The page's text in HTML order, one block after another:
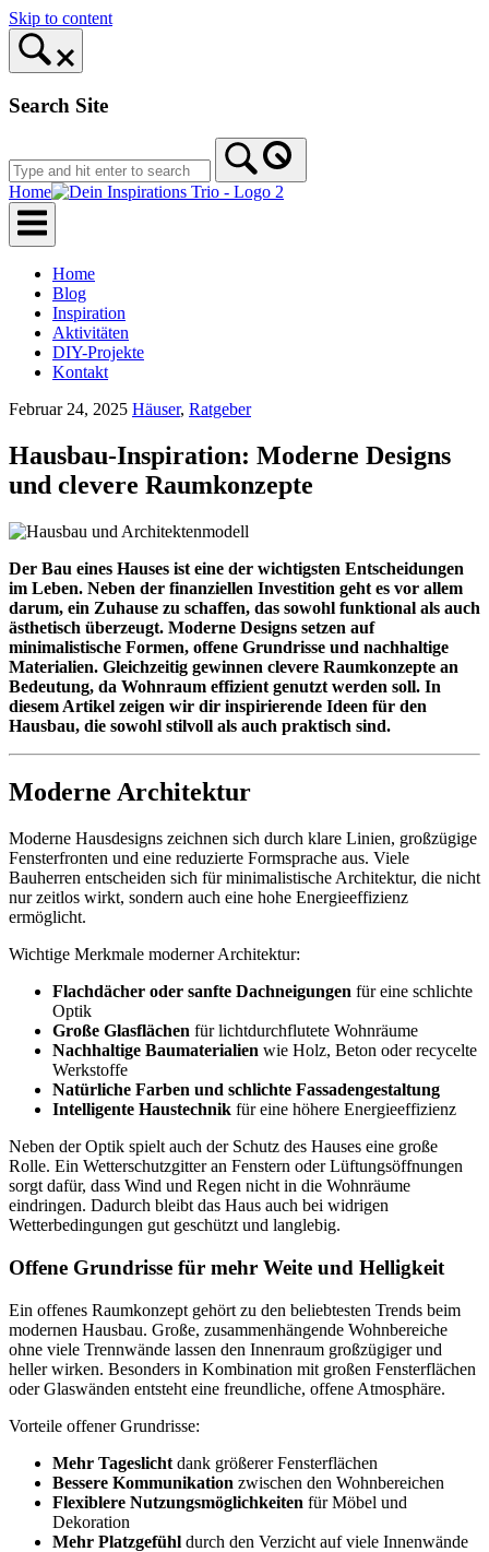
Skip to content
Search Site
Home
Home
Blog
Inspiration
Aktivitäten
DIY-Projekte
Kontakt
Februar 24, 2025 Häuser, Ratgeber
Hausbau-Inspiration: Moderne Designs
und clevere Raumkonzepte
Der Bau eines Hauses ist eine der wichtigsten Entscheidungen
im Leben. Neben der finanziellen Investition geht es vor allem
darum, ein Zuhause zu schaffen, das sowohl funktional als auch
ästhetisch überzeugt. Moderne Designs setzen auf
minimalistische Formen, offene Grundrisse und nachhaltige
Materialien. Gleichzeitig gewinnen clevere Raumkonzepte an
Bedeutung, da Wohnraum effizient genutzt werden soll. In
diesem Artikel zeigen wir dir inspirierende Ideen für den
Hausbau, die sowohl stilvoll als auch praktisch sind.
Moderne Architektur
Moderne Hausdesigns zeichnen sich durch klare Linien, großzügige
Fensterfronten und eine reduzierte Formsprache aus. Viele
Bauherren entscheiden sich für minimalistische Architektur, die nicht
nur zeitlos wirkt, sondern auch eine hohe Energieeffizienz
ermöglicht.
Wichtige Merkmale moderner Architektur:
Flachdächer oder sanfte Dachneigungen für eine schlichte
Optik
Große Glasflächen für lichtdurchflutete Wohnräume
Nachhaltige Baumaterialien wie Holz, Beton oder recycelte
Werkstoffe
Natürliche Farben und schlichte Fassadengestaltung
Intelligente Haustechnik für eine höhere Energieeffizienz
Neben der Optik spielt auch der Schutz des Hauses eine große
Rolle. Ein Wetterschutzgitter an Fenstern oder Lüftungsöffnungen
sorgt dafür, dass Wind und Regen nicht in die Wohnräume
eindringen. Dadurch bleibt das Haus auch bei widrigen
Wetterbedingungen gut geschützt und langlebig.
Offene Grundrisse für mehr Weite und Helligkeit
Ein offenes Raumkonzept gehört zu den beliebtesten Trends beim
modernen Hausbau. Große, zusammenhängende Wohnbereiche
ohne viele Trennwände lassen den Innenraum großzügiger und
heller wirken. Besonders in Kombination mit großen Fensterflächen
oder Glaswänden entsteht eine freundliche, offene Atmosphäre.
Vorteile offener Grundrisse:
Mehr Tageslicht dank größerer Fensterflächen
Bessere Kommunikation zwischen den Wohnbereichen
Flexiblere Nutzungsmöglichkeiten für Möbel und
Dekoration
Mehr Platzgefühl durch den Verzicht auf viele Innenwände